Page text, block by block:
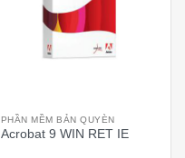
PHẦN MỀM BẢN QUYÈN
Acrobat 9 WIN RET IE